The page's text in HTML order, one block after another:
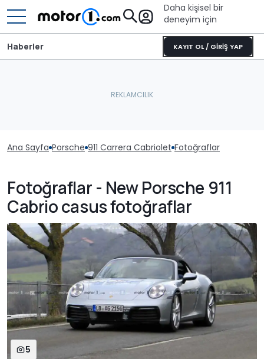
Daha kişisel bir
deneyim için
KAYIT OL / GİRİŞ YAP
Haberler
Ana Sayfa Porsche 911 Carrera Cabriolet Fotoğraflar
Fotoğraflar - New Porsche 911
Cabrio casus fotoğraflar
5